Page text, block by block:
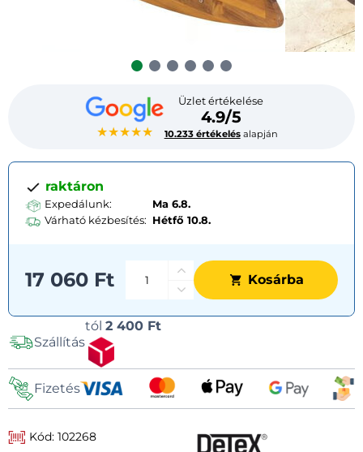
★★★★★
Üzlet értékelése
4.9/5
10.233 értékelésalapján
raktáron
Expedálunk:
Ma 6.8.
Várható kézbesítés: Hétfő 10.8.
17 060 Ft Kosárba
Szállítás
tól 2 400 Ft
Fizetés
Kód: 102268